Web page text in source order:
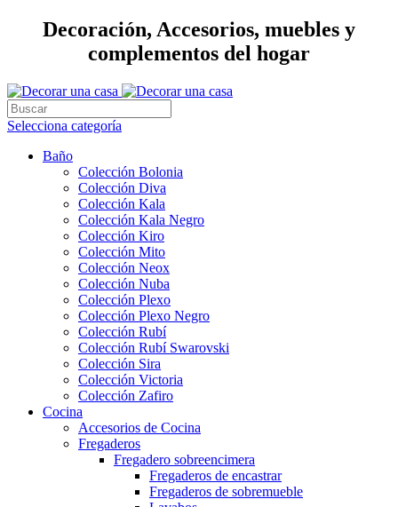
Decoración, Accesorios, muebles y
complementos del hogar
Selecciona categoría
Baño
Colección Bolonia
Colección Diva
Colección Kala
Colección Kala Negro
Colección Kiro
Colección Mito
Colección Neox
Colección Nuba
Colección Plexo
Colección Plexo Negro
Colección Rubí
Colección Rubí Swarovski
Colección Sira
Colección Victoria
Colección Zafiro
Cocina
Accesorios de Cocina
Fregaderos
Fregadero sobreencimera
Fregaderos de encastrar
Fregaderos de sobremueble